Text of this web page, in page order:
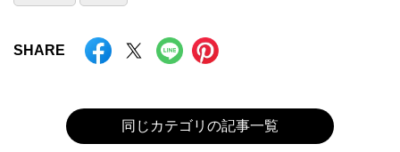
SHARE
同じカテゴリの記事一覧